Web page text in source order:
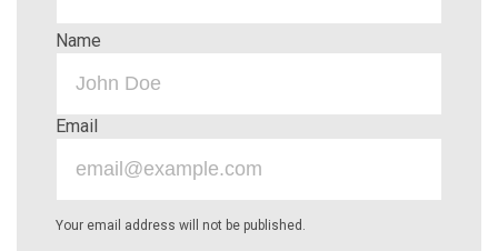
Name
Email
Your email address will not be published.